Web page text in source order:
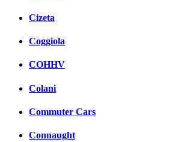
Cizeta
Coggiola
COHHV
Colani
Commuter Cars
Connaught